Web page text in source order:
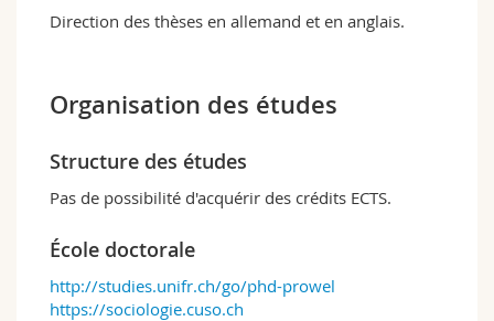
Direction des thèses en allemand et en anglais.
Organisation des études
Structure des études
Pas de possibilité d'acquérir des crédits ECTS.
École doctorale
http://studies.unifr.ch/go/phd-prowel
https://sociologie.cuso.ch